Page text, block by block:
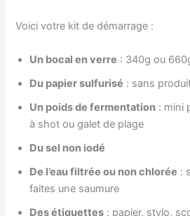
Voici votre kit de démarrage :
Un bocal en verre : 340g ou
Du papier sulfurisé : sans
Un poids de fermentation : mini
à shot ou galet de plage
Du sel non iodé
De l’eau filtrée ou non chlorée :
faites une saumure
Des étiquettes : papier, stylo,